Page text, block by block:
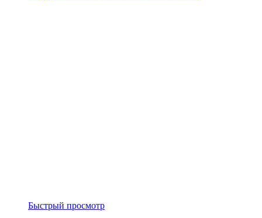
Быстрый просмотр